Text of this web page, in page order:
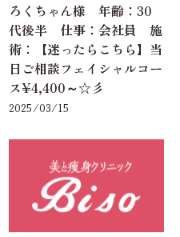
ろくちゃん様 年齢：30
代後半 仕事：会社員 施
術：【迷ったらこちら】当
日ご相談フェイシャルコー
ス¥4,400～☆彡
2025/03/15